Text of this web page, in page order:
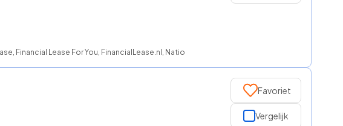
Financial Lease For You, FinancialLease.nl, NationaleAutolease, ROS finance
Favoriet
Vergelijk